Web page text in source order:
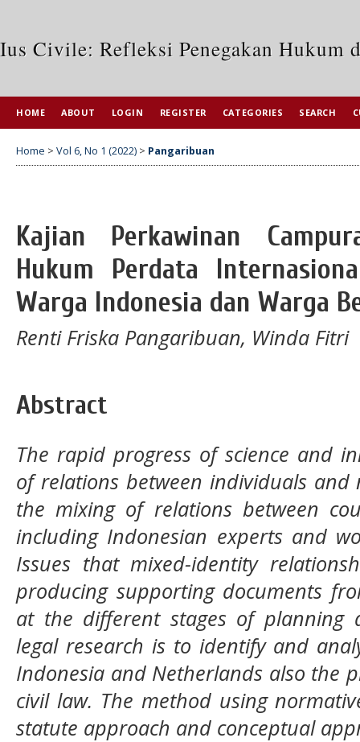
Ius Civile: Refleksi Penegakan Hukum
HOME ABOUT LOGIN REGISTER CATEGORIES SEARCH
Home > Vol 6, No 1 (2022) > Pangaribuan
Kajian Perkawinan
Hukum Perdata
Warga Indonesia dan Warga
Renti Friska Pangaribuan, Winda Fitri
Abstract
The rapid progress of science and
of relations between individuals
the mixing of relations between
including Indonesian experts and
Issues that mixed-identity
producing supporting documents
at the different stages of planning
legal research is to identify and
Indonesia and Netherlands also the
civil law. The method using
statute approach and conceptual